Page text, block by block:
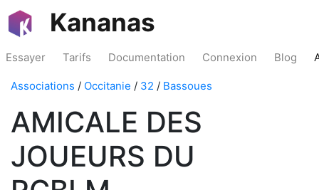
Kananas
Essayer Tarifs Documentation Connexion Blog
Associations / Occitanie / 32 / Bassoues
AMICALE DES
JOUEURS DU